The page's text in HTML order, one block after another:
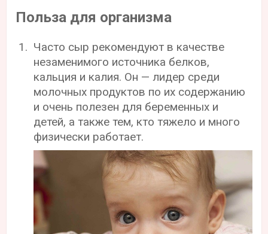
Польза для организма
Часто сыр рекомендуют в качестве
незаменимого источника белков,
кальция и калия. Он — лидер среди
молочных продуктов по их содержанию
и очень полезен для беременных и
детей, а также тем, кто тяжело и много
физически работает.